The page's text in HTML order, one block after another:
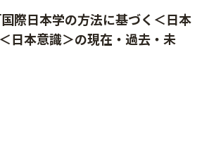
際日本学の方法に基づく＜日本
日本意識＞の現在・過去・未